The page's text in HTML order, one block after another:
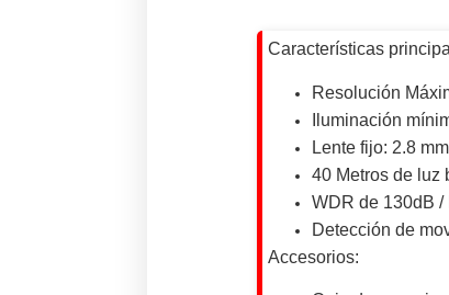
Características
Resolución
Iluminación
Lente fijo: 2.8
40 Metros de luz
WDR de 130dB /
Detección de
Accesorios: